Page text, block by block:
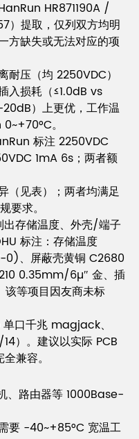
HR871190A /
）提取，仅列双方均明
方缺失或无法对应的项
耐压（均 2250VDC）
入损耗（≤1.0dB vs
）上更优，工作温
。
标注 2250VDC
1mA 6s；两者额
（见表）；两者均满足
要求。
出存储温度、外壳/端子
标注：存储温度
0)、屏蔽壳黄铜 C2680
0.35mm/6µ″ 金、插
等项目因友商未标
口千兆 magjack、
）。建议以实际 PCB
兼容。
、路由器等 1000Base-
要 -40~+85°C 宽温工